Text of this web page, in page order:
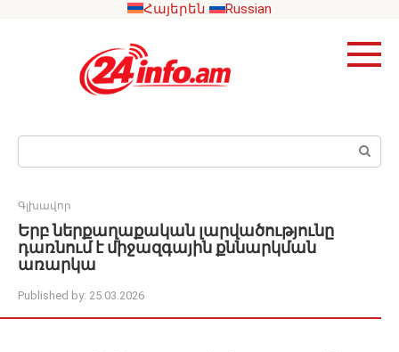
Հայերեն Russian
Search:
Գլխավոր
Երբ ներքաղաքական լարվածությունը
դառնում է միջազգային քննարկման
առարկա
Published by: 25.03.2026